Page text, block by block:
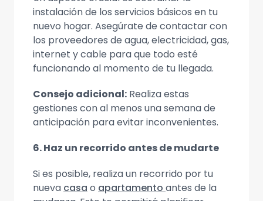
instalación de los servicios básicos en tu
nuevo hogar. Asegúrate de contactar con
los proveedores de agua, electricidad, gas,
internet y cable para que todo esté
funcionando al momento de tu llegada.
Consejo adicional: Realiza estas
gestiones con al menos una semana de
anticipación para evitar inconvenientes.
6. Haz un recorrido antes de mudarte
Si es posible, realiza un recorrido por tu
nueva casa o apartamento antes de la